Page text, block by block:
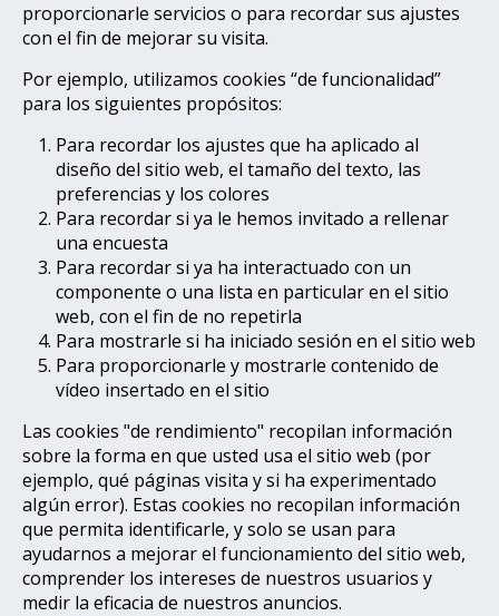
proporcionarle servicios o para recordar sus ajustes
con el fin de mejorar su visita.
Por ejemplo, utilizamos cookies “de funcionalidad”
para los siguientes propósitos:
Para recordar los ajustes que ha aplicado al
diseño del sitio web, el tamaño del texto, las
preferencias y los colores
Para recordar si ya le hemos invitado a rellenar
una encuesta
Para recordar si ya ha interactuado con un
componente o una lista en particular en el sitio
web, con el fin de no repetirla
Para mostrarle si ha iniciado sesión en el sitio web
Para proporcionarle y mostrarle contenido de
vídeo insertado en el sitio
Las cookies "de rendimiento" recopilan información
sobre la forma en que usted usa el sitio web (por
ejemplo, qué páginas visita y si ha experimentado
algún error). Estas cookies no recopilan información
que permita identificarle, y solo se usan para
ayudarnos a mejorar el funcionamiento del sitio web,
comprender los intereses de nuestros usuarios y
medir la eficacia de nuestros anuncios.